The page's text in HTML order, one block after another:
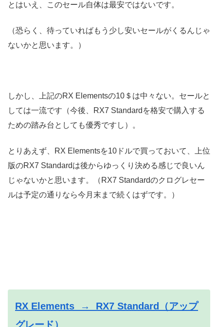
とはいえ、このセール自体は最安ではないです。
（恐らく、待っていればもう少し安いセールがくるんじゃ
ないかと思います。）
しかし、上記のRX Elementsの10＄は中々ない。セールと
しては一流です（今後、RX7 Standardを格安で購入する
ための踏み台としても優秀ですし）。
とりあえず、RX Elementsを10ドルで買っておいて、上位
版のRX7 Standardは後からゆっくり決める感じで良いん
じゃないかと思います。（RX7 Standardのクログレセー
ルは予定の通りなら今月末まで続くはずです。）
RX Elements → RX7 Standard（アップ
グレード）